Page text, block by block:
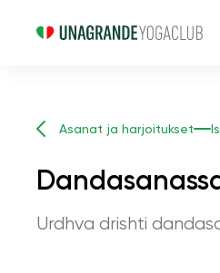
Asanat ja harjoitukset
Urdhva drishti